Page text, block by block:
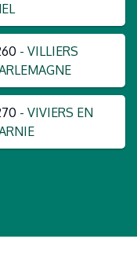
- VILLIERS
- VIVIERS EN